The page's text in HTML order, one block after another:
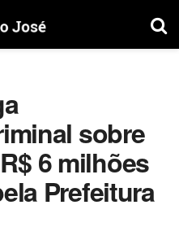
sobre
6 milhões
Prefeitura